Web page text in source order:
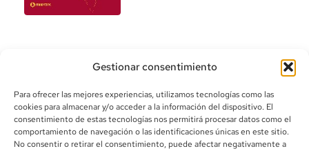
Gestionar consentimiento
Para ofrecer las mejores experiencias, utilizamos tecnologías como las
cookies para almacenar y/o acceder a la información del dispositivo. El
consentimiento de estas tecnologías nos permitirá procesar datos como el
comportamiento de navegación o las identificaciones únicas en este sitio.
No consentir o retirar el consentimiento, puede afectar negativamente a
info@canoalibros.com